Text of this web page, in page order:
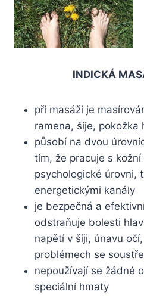
Přeskočit
obsah
INDICKÁ
při masáži je
ramena, šíje, pokožka
působí na dvou
tím, že pracuje s
psychologické úrovni,
energetickými kanály
je bezpečná a
odstraňuje bolesti
napětí v šíji, únavu
problémech se
nepoužívají se žádné
speciální hmaty